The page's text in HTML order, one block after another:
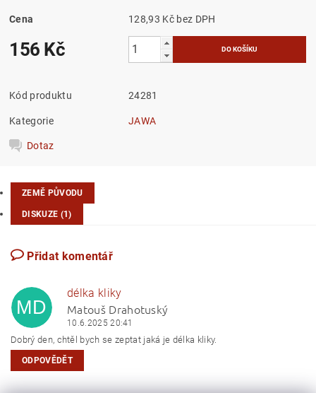
Cena 128,93 Kč bez DPH
156 Kč
Kód produktu 24281
Kategorie JAWA
Dotaz
ZEMĚ PŮVODU
DISKUZE (1)
Přidat komentář
MD
délka kliky
Matouš Drahotuský
10.6.2025 20:41
Dobrý den, chtěl bych se zeptat jaká je délka kliky.
ODPOVĚDĚT